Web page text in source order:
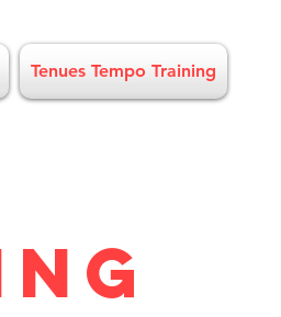
Tenues Tempo Training